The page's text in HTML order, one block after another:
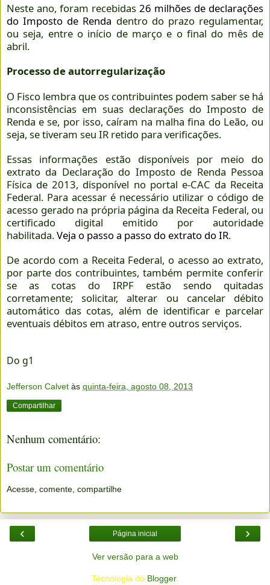
Neste ano, foram recebidas 26 milhões de declarações
do Imposto de Renda dentro do prazo regulamentar,
ou seja, entre o início de março e o final do mês de
abril.
Processo de autorregularização
O Fisco lembra que os contribuintes podem saber se há
inconsistências em suas declarações do Imposto de
Renda e se, por isso, caíram na malha fina do Leão, ou
seja, se tiveram seu IR retido para verificações.
Essas informações estão disponíveis por meio do
extrato da Declaração do Imposto de Renda Pessoa
Física de 2013, disponível no portal e-CAC da Receita
Federal. Para acessar é necessário utilizar o código de
acesso gerado na própria página da Receita Federal, ou
certificado digital emitido por autoridade
habilitada.Veja o passo a passo do extrato do IR.
De acordo com a Receita Federal, o acesso ao extrato,
por parte dos contribuintes, também permite conferir
se as cotas do IRPF estão sendo quitadas
corretamente; solicitar, alterar ou cancelar débito
automático das cotas, além de identificar e parcelar
eventuais débitos em atraso, entre outros serviços.
Do g1
Jefferson Calvet às quinta-feira, agosto 08, 2013
Compartilhar
Nenhum comentário:
Postar um comentário
Acesse, comente, compartilhe
‹ ›
Página inicial
Ver versão para a web
Tecnologia do Blogger.